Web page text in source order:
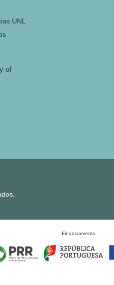
UNL
Financiamento